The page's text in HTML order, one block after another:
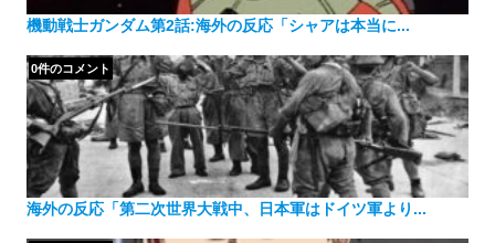
機動戦士ガンダム第2話:海外の反応「シャアは本当に...
海外の反応「第二次世界大戦中、日本軍はドイツ軍より...
0件のコメント